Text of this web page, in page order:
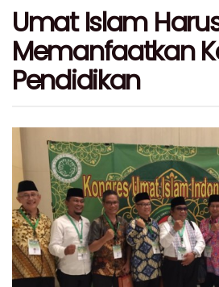
Umat Islam
Memanfaatkan
Pendidikan